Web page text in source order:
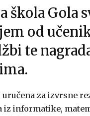
škola Gola
od
te
uručena za izvrsne
iz informatike,